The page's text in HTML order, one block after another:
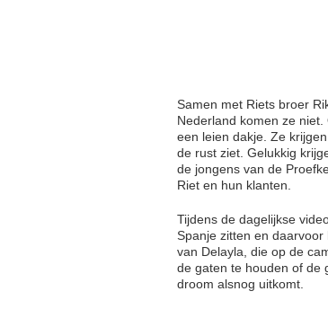
Samen met Riets broer
Nederland komen ze
een leien dakje. Ze
de rust ziet. Gelukkig
de jongens van de
Riet en hun klanten.
Tijdens de dagelijkse
Spanje zitten en
van Delayla, die op de
de gaten te houden of de
droom alsnog uitkomt.